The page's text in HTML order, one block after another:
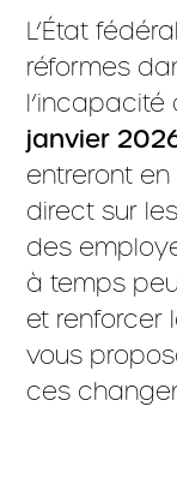
L’État
réformes
janvier
entreront
direct sur
des
à temps
et renforcer
vous
ces